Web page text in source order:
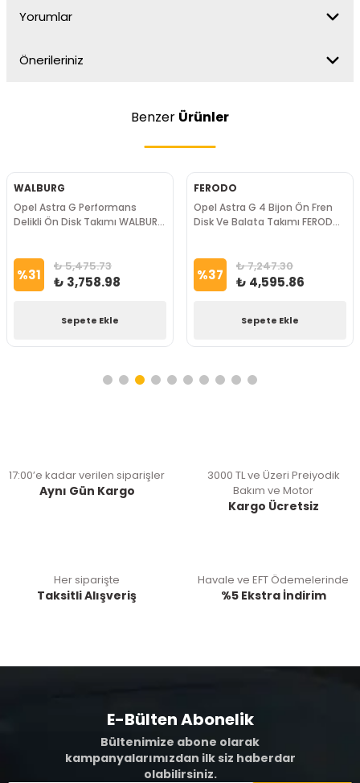
Yorumlar
Önerileriniz
Benzer Ürünler
WALBURG
Opel Astra G Performans
Delikli Ön Disk Takımı WALBURG
%31 ₺ 5,475.73
₺ 3,758.98
Sepete Ekle
FERODO
Opel Astra G 4 Bijon Ön Fren
Disk Ve Balata Takımı FERODO
%37 ₺ 7,247.30
₺ 4,595.86
Sepete Ekle
17:00’e kadar verilen siparişler
Aynı Gün Kargo
3000 TL ve Üzeri Preiyodik
Bakım ve Motor
Kargo Ücretsiz
Her siparişte
Taksitli Alışveriş
Havale ve EFT Ödemelerinde
%5 Ekstra İndirim
E-Bülten Abonelik
Bültenimize abone olarak
kampanyalarımızdan ilk siz haberdar
olabilirsiniz.